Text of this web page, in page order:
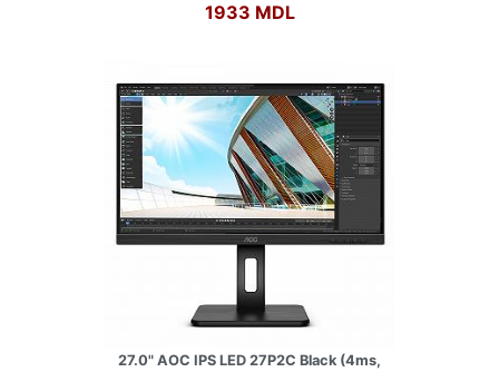
1933 MDL
27.0" AOC IPS LED 27P2C Black (4ms,